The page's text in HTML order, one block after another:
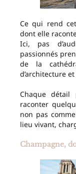
Ce qui rend
dont elle
Ici, pas
passionnés
de la
d’architecture
Chaque détail
raconter
non pas
lieu vivant,
Champagne,